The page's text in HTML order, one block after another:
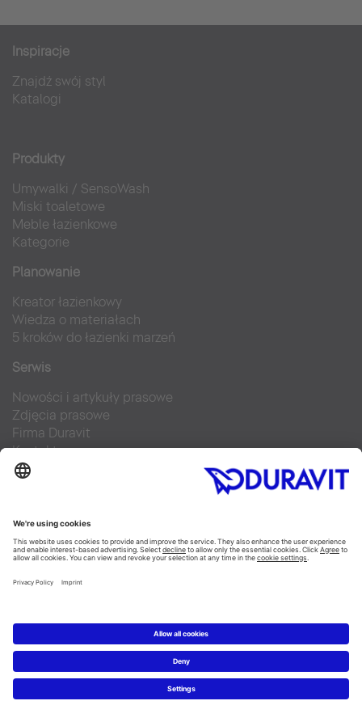
Inspiracje
Znajdź swój styl
Katalogi
Produkty
Umywalki / SensoWash
Miski toaletowe
Meble łazienkowe
Kategorie
Planowanie
Kreator łazienkowy
Wiedza o materiałach
5 kroków do łazienki marzeń
Serwis
Nowości i artykuły prasowe
Zdjęcia prasowe
Firma Duravit
Kontakt
Najczęściej zadawane pytania
Facebook
Instagram
Pinterest
Blog
Flickr
Copyright © 2026 Duravit AG
Imprint|Polityka prywatności|Ustawienia plików cookie